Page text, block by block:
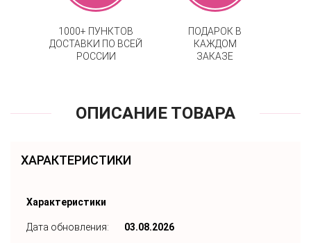
1000+ ПУНКТОВ
ДОСТАВКИ ПО ВСЕЙ
РОССИИ
ПОДАРОК В
КАЖДОМ
ЗАКАЗЕ
ОПИСАНИЕ ТОВАРА
ХАРАКТЕРИСТИКИ
Характеристики
Дата обновления: 03.08.2026